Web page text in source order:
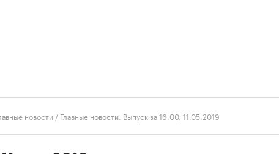
новости / Главные новости. Выпуск за 16:00, 11.05.2019